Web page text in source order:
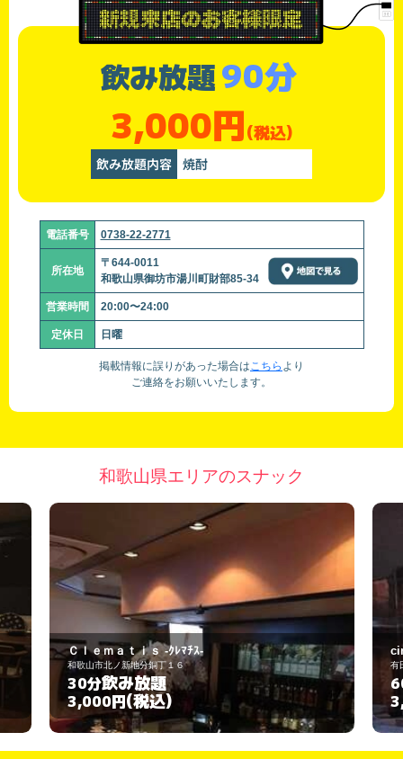
飲み放題90分
3,000円(税込)
飲み放題内容 焼酎
電話番号 0738-22-2771
所在地
〒644-0011
和歌山県御坊市湯川町財部85-34
営業時間 20:00〜24:00
定休日 日曜
掲載情報に誤りがあった場合はこちら より
ご連絡をお願いいたします。
和歌山県エリアのスナック
cinderella
有田郡有田川町土生375
60分飲み放題
3,000円(税込)